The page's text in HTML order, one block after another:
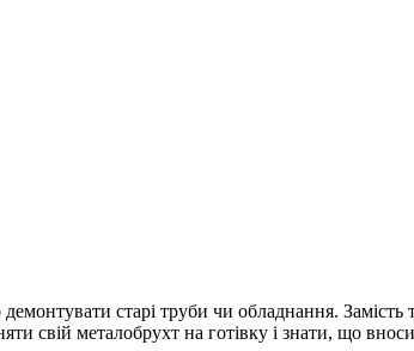
старі труби чи обладнання. Замість
свій металобрухт на готівку і знати, що